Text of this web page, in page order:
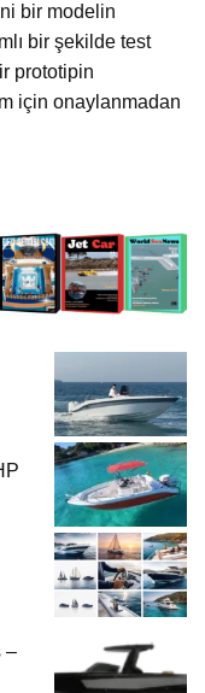
bir modelin
bir şekilde test
prototipin
için onaylanmadan
–